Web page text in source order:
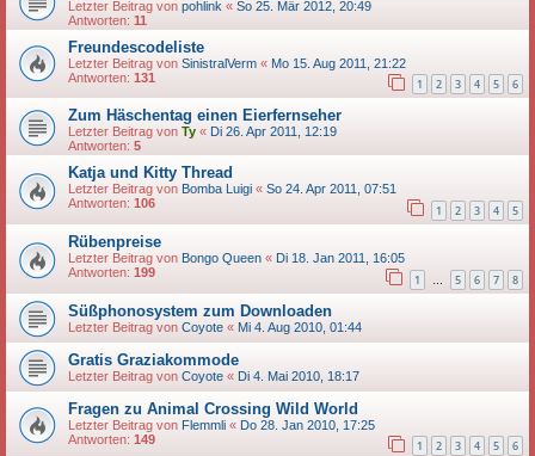
Letzter Beitrag von pohlink « So 25. Mär 2012, 20:49
Antworten: 11
Freundescodeliste
Letzter Beitrag von SinistralVerm « Mo 15. Aug 2011, 21:22
Antworten: 131 1 2 3 4 5 6
Zum Häschentag einen Eierfernseher
Letzter Beitrag von Ty « Di 26. Apr 2011, 12:19
Antworten: 5
Katja und Kitty Thread
Letzter Beitrag von Bomba Luigi « So 24. Apr 2011, 07:51
Antworten: 106 1 2 3 4 5
Rübenpreise
Letzter Beitrag von Bongo Queen « Di 18. Jan 2011, 16:05
Antworten: 199 1 … 5 6 7 8
Süßphonosystem zum Downloaden
Letzter Beitrag von Coyote « Mi 4. Aug 2010, 01:44
Gratis Graziakommode
Letzter Beitrag von Coyote « Di 4. Mai 2010, 18:17
Fragen zu Animal Crossing Wild World
Letzter Beitrag von Flemmli « Do 28. Jan 2010, 17:25
Antworten: 149 1 2 3 4 5 6